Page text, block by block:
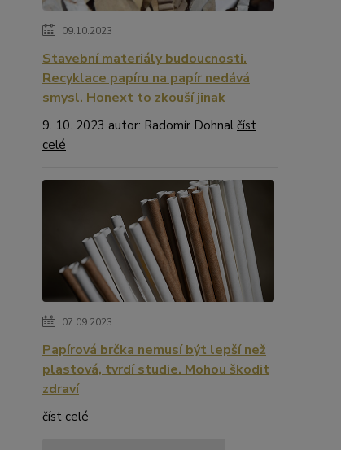
09.10.2023
Stavební materiály budoucnosti.
Recyklace papíru na papír nedává
smysl. Honext to zkouší jinak
9. 10. 2023 autor: Radomír Dohnal číst
celé
07.09.2023
Papírová brčka nemusí být lepší než
plastová, tvrdí studie. Mohou škodit
zdraví
číst celé